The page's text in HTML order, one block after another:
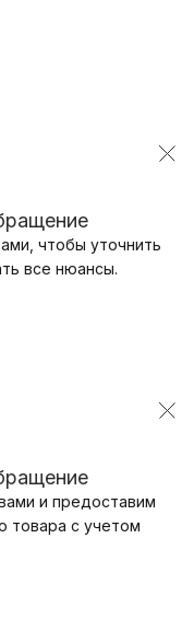
чтобы уточнить
все нюансы.
и предоставим
товара с учетом